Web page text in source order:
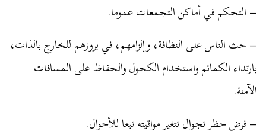
– التحكم في أماكن التجمعات عموما.
– حث الناس على النظافة، وإلزامهم، في بروزهم للخارج بالذات،
بارتداء الكمائم واستخدام الكحول والحفاظ على المسافات
الآمنة.
– فرض حظر تجوال تتغير مواقيته تبعا للأحوال.